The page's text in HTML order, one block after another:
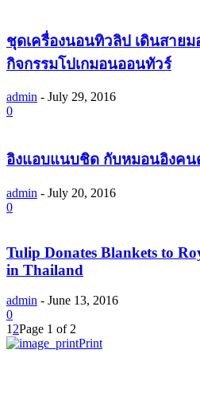
ชุดเครื่องนอนทิวลิป เดินสาย
กิจกรรมโปเกมอนออนทัวร์
admin - July 29, 2016
0
อิงแอบแนบชิด กับหมอนอิงคน
admin - July 20, 2016
0
Tulip Donates Blankets to
in Thailand
admin - June 13, 2016
0
1 2Page 1 of 2
Print